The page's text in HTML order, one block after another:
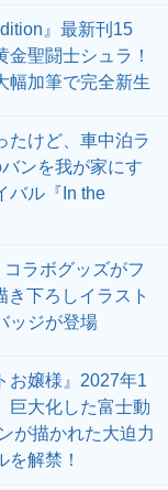
』最新刊15
聖闘士シュラ！
幅加筆で完全新生
たけど、車中泊ラ
ンを我が家にす
バル『In the
コラボグッズがフ
き下ろしイラスト
ッジが登場
お嬢様』2027年1
巨大化した富士動
が描かれた大迫力
を解禁！